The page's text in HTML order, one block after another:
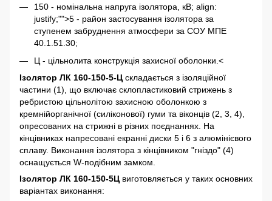
150 - номінальна напруга ізолятора, кВ; align:
justify;"">5 - район застосування ізолятора за
ступенем забруднення атмосфери за СОУ МПЕ
40.1.51.30;
Ц - цільнолита конструкція захисної оболонки.<
Ізолятор ЛК 160-150-5-Ц складається з ізоляційної
частини (1), що включає склопластиковий стрижень з
ребристою цільнолітою захисною оболонкою з
кремнійорганічної (силіконової) гуми та віконців (2, 3, 4),
опресованих на стрижні в різних поєднаннях. На
кінцівниках напресовані екранні диски 5 і 6 з алюмінієвого
сплаву. Виконання ізолятора з кінцівником "гніздо" (4)
оснащується W-подібним замком.
Ізолятор ЛК 160-150-5Ц виготовляється у таких основних
варіантах виконання: